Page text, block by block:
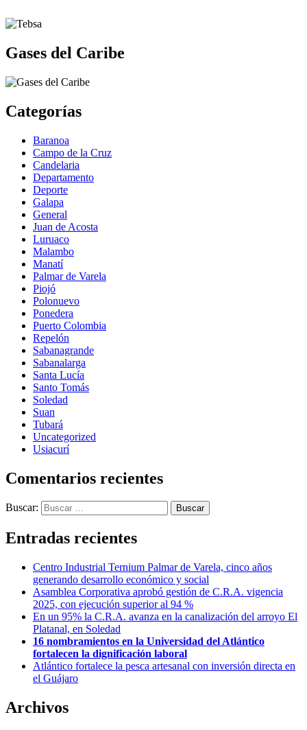
Gases del Caribe
Categorías
Baranoa
Campo de la Cruz
Candelaria
Departamento
Deporte
Galapa
General
Juan de Acosta
Luruaco
Malambo
Manatí
Palmar de Varela
Piojó
Polonuevo
Ponedera
Puerto Colombia
Repelón
Sabanagrande
Sabanalarga
Santa Lucía
Santo Tomás
Soledad
Suan
Tubará
Uncategorized
Usiacurí
Comentarios recientes
Buscar:
Entradas recientes
Centro Industrial Ternium Palmar de Varela, cinco años
generando desarrollo económico y social
Asamblea Corporativa aprobó gestión de C.R.A. vigencia
2025, con ejecución superior al 94 %
En un 95% la C.R.A. avanza en la canalización del arroyo El
Platanal, en Soledad
16 nombramientos en la Universidad del Atlántico
fortalecen la dignificación laboral
Atlántico fortalece la pesca artesanal con inversión directa en
el Guájaro
Archivos